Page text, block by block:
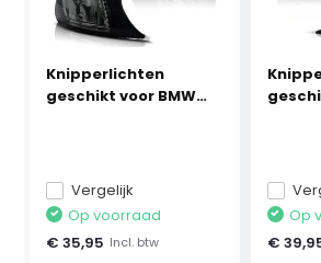
Knipperlichten
geschikt voor BMW
Vergelijk
Op voorraad
€ 35,95 Incl. btw
Op
€